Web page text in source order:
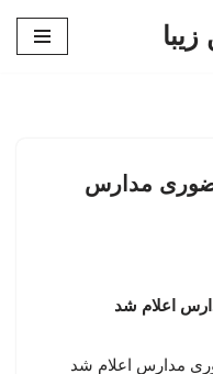
مدارس
اعلام شد